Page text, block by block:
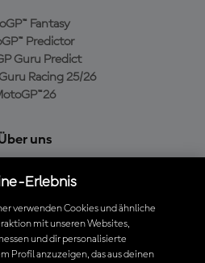
Fantasy
Predictor
Guru Predict
Racing 25/26
uns
Richtlinien
Erlebnis
verwenden Cookies und ähnliche
mit unseren Websites,
und dir personalisierte
Profil anzuzeigen, das aus deinen